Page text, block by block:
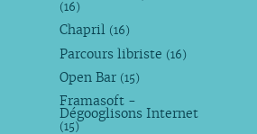
(16)
Chapril (16)
Parcours libriste (16)
Open Bar (15)
Framasoft -
Dégooglisons Internet
(15)